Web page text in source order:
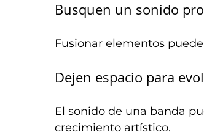
Busquen un sonido
Fusionar elementos
Dejen espacio para
El sonido de una banda
crecimiento artístico.